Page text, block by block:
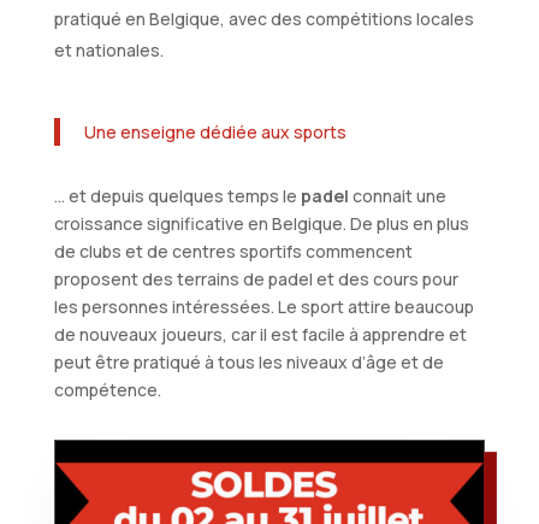
pratiqué en Belgique, avec des compétitions locales
et nationales.
Une enseigne dédiée aux sports
… et depuis quelques temps le padel connait une
croissance significative en Belgique. De plus en plus
de clubs et de centres sportifs commencent
proposent des terrains de padel et des cours pour
les personnes intéressées. Le sport attire beaucoup
de nouveaux joueurs, car il est facile à apprendre et
peut être pratiqué à tous les niveaux d’âge et de
compétence.